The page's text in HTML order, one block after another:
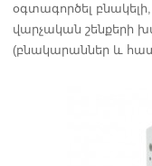
օգտագործել
վարչական շենքերի
(բնակարաններ և